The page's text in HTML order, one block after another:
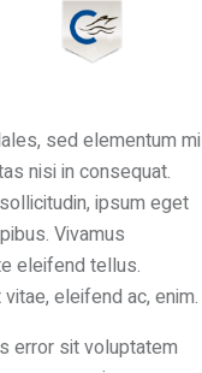
sed elementum mi
nisi in consequat.
ipsum eget
Vivamus
eleifend tellus.
eleifend ac, enim.
error sit voluptatem